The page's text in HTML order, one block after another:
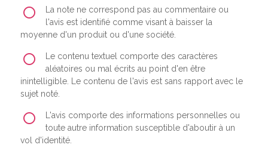
La note ne correspond pas au commentaire ou
l'avis est identifié comme visant à baisser la
moyenne d'un produit ou d'une société.
Le contenu textuel comporte des caractères
aléatoires ou mal écrits au point d'en être
inintelligible. Le contenu de l'avis est sans rapport avec le
sujet noté.
L'avis comporte des informations personnelles ou
toute autre information susceptible d'aboutir à un
vol d'identité.